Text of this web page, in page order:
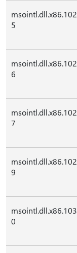
msointl.dll.x86.102
5
msointl.dll.x86.102
6
msointl.dll.x86.102
7
msointl.dll.x86.102
9
msointl.dll.x86.103
0